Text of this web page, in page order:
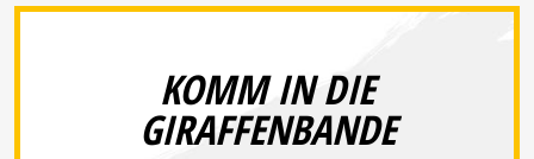
KOMM IN DIE
GIRAFFENBANDE